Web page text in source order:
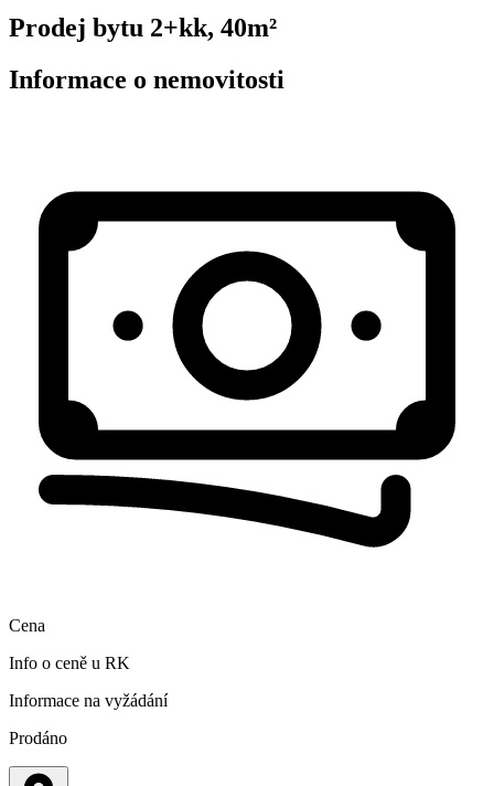
Prodej bytu 2+kk, 40m²
Informace o nemovitosti
Cena
Info o ceně u RK
Informace na vyžádání
Prodáno